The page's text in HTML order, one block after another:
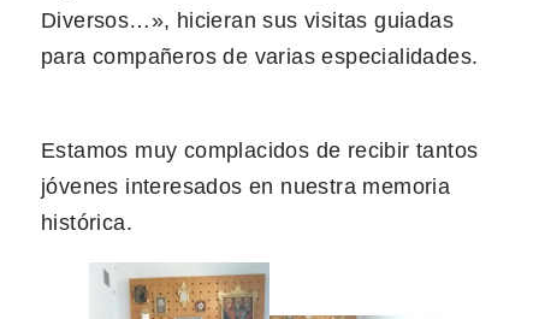
Diversos…», hicieran sus visitas guiadas
para compañeros de varias especialidades.
Estamos muy complacidos de recibir tantos
jóvenes interesados en nuestra memoria
histórica.